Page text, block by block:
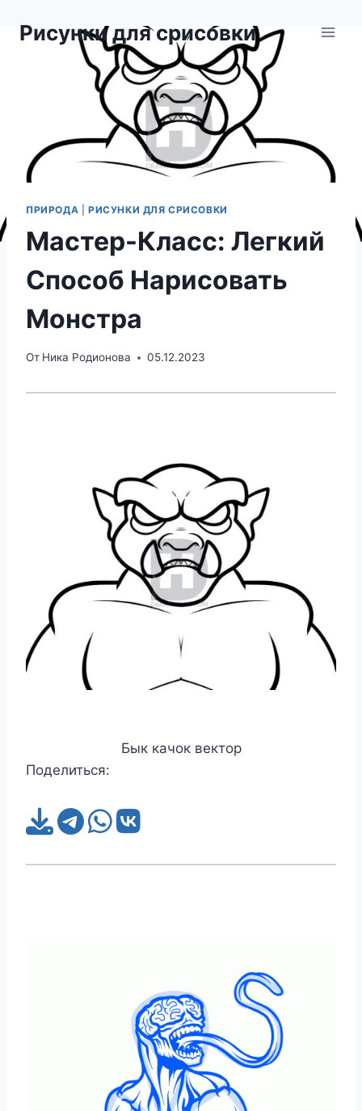
содержимому
Рисунки для срисовки
ПРИРОДА РИСУНКИ ДЛЯ СРИСОВКИ
Мастер-Класс: Легкий
Способ Нарисовать
Монстра
От Ника Родионова 05.12.2023
Бык качок вектор
Поделиться: